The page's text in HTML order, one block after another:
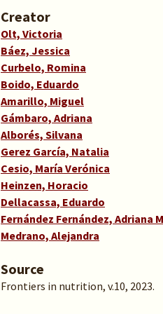
Creator
Olt, Victoria
Báez, Jessica
Curbelo, Romina
Boido, Eduardo
Amarillo, Miguel
Gámbaro, Adriana
Alborés, Silvana
Gerez García, Natalia
Cesio, María Verónica
Heinzen, Horacio
Dellacassa, Eduardo
Fernández Fernández, Adriana
Medrano, Alejandra
Source
Frontiers in nutrition, v.10, 2023.